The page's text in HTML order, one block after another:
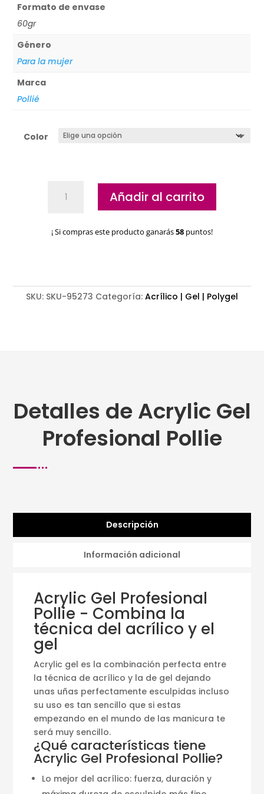
Formato de envase
60gr
Género
Para la mujer
Marca
Pollié
Color
Pollie
Añadir al carrito
¡ Si compras este producto ganarás58 puntos!
SKU: SKU-95273 Categoría: Acrílico | Gel | Polygel
Detalles de Acrylic Gel
Profesional Pollie
Descripción
Información adicional
Acrylic Gel Profesional
Pollie - Combina la
técnica del acrílico y el
gel
Acrylic gel es la combinación perfecta entre
la técnica de acrílico y la de gel dejando
unas uñas perfectamente esculpidas incluso
su uso es tan sencillo que si estas
empezando en el mundo de las manicura te
será muy sencillo.
¿Qué características tiene
Acrylic Gel Profesional Pollie?
Lo mejor del acrílico: fuerza, duración y